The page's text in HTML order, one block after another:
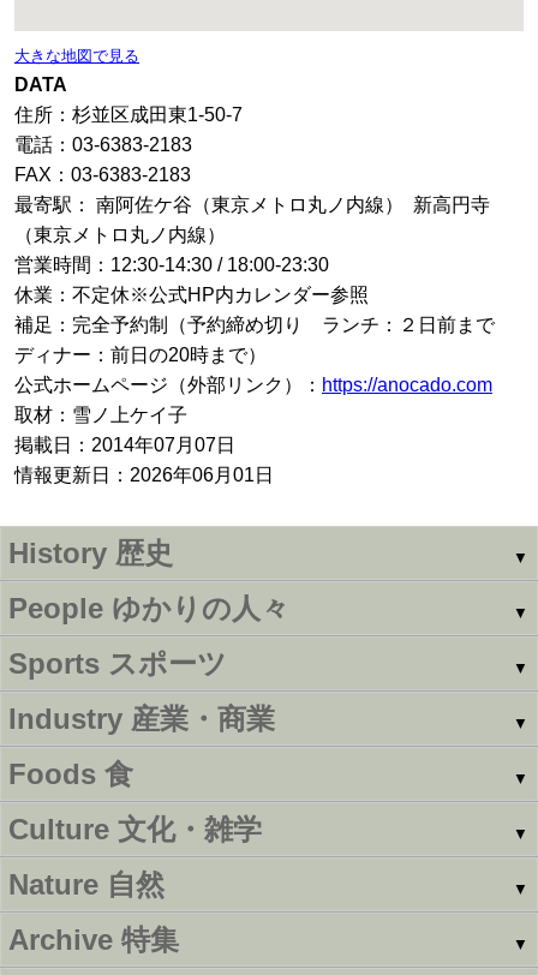
大きな地図で見る
DATA
住所：杉並区成田東1-50-7
電話：03-6383-2183
FAX：03-6383-2183
最寄駅： 南阿佐ケ谷（東京メトロ丸ノ内線） 新高円寺
（東京メトロ丸ノ内線）
営業時間：12:30-14:30 / 18:00-23:30
休業：不定休※公式HP内カレンダー参照
補足：完全予約制（予約締め切り ランチ：２日前まで
ディナー：前日の20時まで）
公式ホームページ（外部リンク）： https://anocado.com
取材：雪ノ上ケイ子
掲載日：2014年07月07日
情報更新日：2026年06月01日
History 歴史 ▼
People ゆかりの人々 ▼
Sports スポーツ ▼
Industry 産業・商業 ▼
Foods 食 ▼
Culture 文化・雑学 ▼
Nature 自然 ▼
Archive 特集 ▼